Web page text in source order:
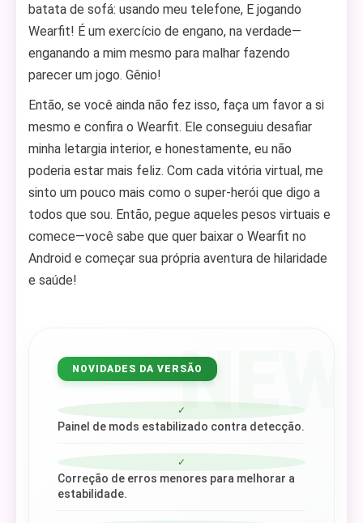
batata de sofá: usando meu telefone, E jogando
Wearfit! É um exercício de engano, na verdade—
enganando a mim mesmo para malhar fazendo
parecer um jogo. Gênio!
Então, se você ainda não fez isso, faça um favor a si
mesmo e confira o Wearfit. Ele conseguiu desafiar
minha letargia interior, e honestamente, eu não
poderia estar mais feliz. Com cada vitória virtual, me
sinto um pouco mais como o super-herói que digo a
todos que sou. Então, pegue aqueles pesos virtuais e
comece—você sabe que quer baixar o Wearfit no
Android e começar sua própria aventura de hilaridade
e saúde!
NEW
NOVIDADES DA VERSÃO
✓
Painel de mods estabilizado contra detecção.
✓
Correção de erros menores para melhorar a
estabilidade.